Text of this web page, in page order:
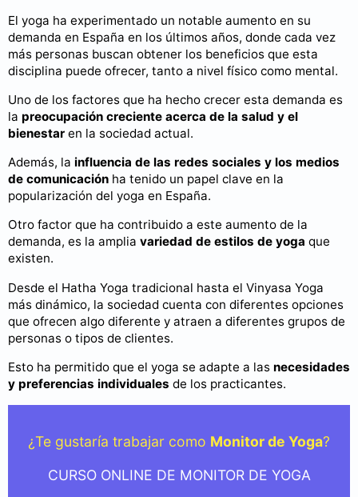
El yoga ha experimentado un notable aumento en su
demanda en España en los últimos años, donde cada vez
más personas buscan obtener los beneficios que esta
disciplina puede ofrecer, tanto a nivel físico como mental.
Uno de los factores que ha hecho crecer esta demanda es
la preocupación creciente acerca de la salud y el
bienestar en la sociedad actual.
Además, la influencia de las redes sociales y los medios
de comunicación ha tenido un papel clave en la
popularización del yoga en España.
Otro factor que ha contribuido a este aumento de la
demanda, es la amplia variedad de estilos de yoga que
existen.
Desde el Hatha Yoga tradicional hasta el Vinyasa Yoga
más dinámico, la sociedad cuenta con diferentes opciones
que ofrecen algo diferente y atraen a diferentes grupos de
personas o tipos de clientes.
Esto ha permitido que el yoga se adapte a las necesidades
y preferencias individuales de los practicantes.
¿Te gustaría trabajar como Monitor de Yoga?
CURSO ONLINE DE MONITOR DE YOGA